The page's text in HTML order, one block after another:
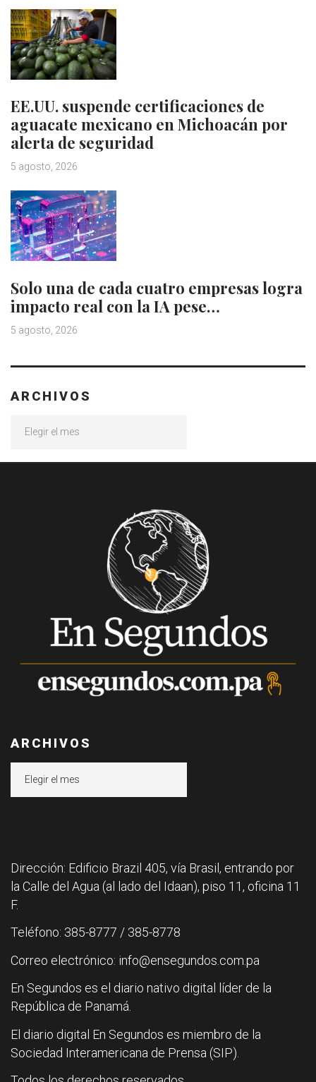
EE.UU. suspende certificaciones de
aguacate mexicano en Michoacán por
alerta de seguridad
5 agosto, 2026
Solo una de cada cuatro empresas logra
impacto real con la IA pese…
5 agosto, 2026
ARCHIVOS
ARCHIVOS
Dirección: Edificio Brazil 405, vía Brasil, entrando por
la Calle del Agua (al lado del Idaan), piso 11, oficina 11
F.
Teléfono: 385-8777 / 385-8778
Correo electrónico: info@ensegundos.com.pa
En Segundos es el diario nativo digital líder de la
República de Panamá.
El diario digital En Segundos es miembro de la
Sociedad Interamericana de Prensa (SIP).